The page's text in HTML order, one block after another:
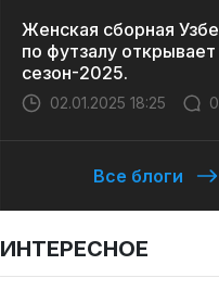
Женская сборная
по футзалу открывает
сезон-2025.
02.01.2025 18:25 0
Все блоги
ИНТЕРЕСНОЕ